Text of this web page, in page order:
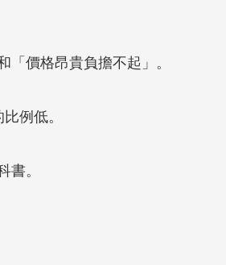
價格昂貴負擔不起」。
例低。
書。